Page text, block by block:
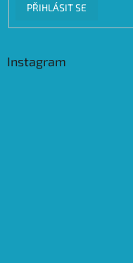
PŘIHLÁSIT SE
Instagram